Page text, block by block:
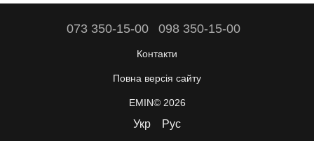
073 350-15-00 098 350-15-00
Контакти
Повна версія сайту
EMIN© 2026
Укр Рус